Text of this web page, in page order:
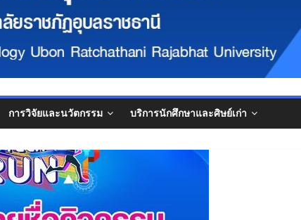
การวิจัยและนวัตกรรม บริการนักศึกษาและศิษย์เก่า